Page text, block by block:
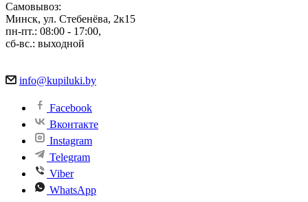
Самовывоз:
Минск, ул. Стебенёва, 2к15
пн-пт.: 08:00 - 17:00,
сб-вс.: выходной
info@kupiluki.by
Facebook
Вконтакте
Instagram
Telegram
Viber
WhatsApp